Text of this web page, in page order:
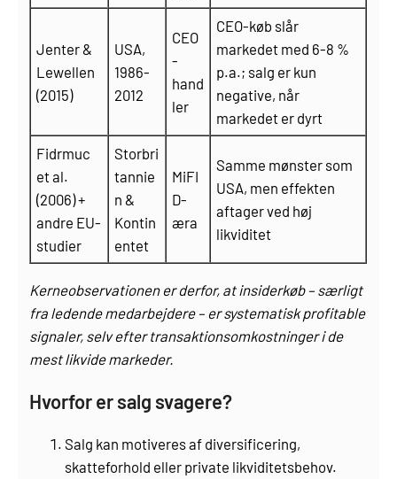
Jenter &
Lewellen
(2015)
USA,
1986-
2012
CEO
-
hand
ler
CEO-køb slår
markedet med 6-8 %
p.a.; salg er kun
negative, når
markedet er dyrt
Fidrmuc
et al.
(2006) +
andre EU-
studier
Storbri
tannie
n &
Kontin
entet
MiFI
D-
æra
Samme mønster som
USA, men effekten
aftager ved høj
likviditet
Kerneobservationen er derfor, at insiderkøb – særligt
fra ledende medarbejdere – er systematisk profitable
signaler, selv efter transaktionsomkostninger i de
mest likvide markeder.
Hvorfor er salg svagere?
Salg kan motiveres af diversificering,
skatteforhold eller private likviditetsbehov.